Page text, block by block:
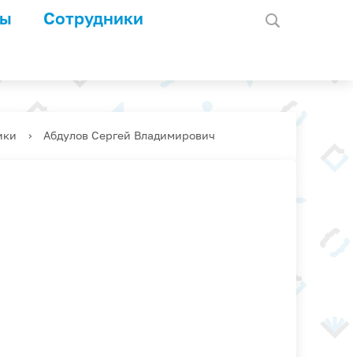
Сотрудники
› Абдулов Сергей Владимирович